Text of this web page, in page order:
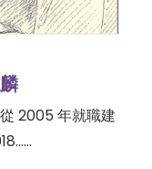
2005 年就職建